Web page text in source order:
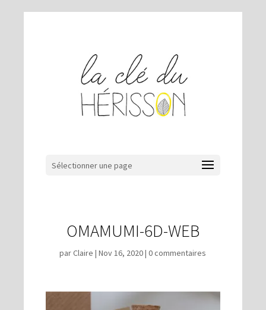
Sélectionner une page
OMAMUMI-6D-WEB
parClaire |Nov 16, 2020|0 commentaires